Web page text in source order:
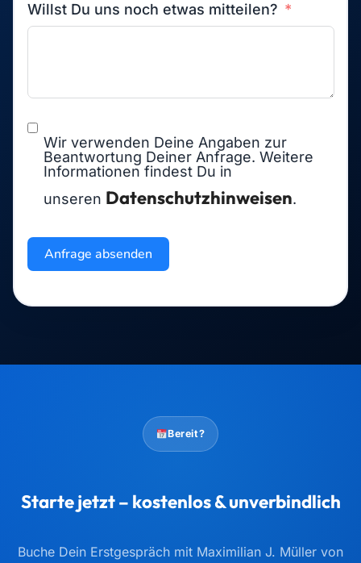
Willst Du uns noch etwas mitteilen?
Wir verwenden Deine Angaben zur
Beantwortung Deiner Anfrage. Weitere
Informationen findest Du in
unseren Datenschutzhinweisen.
Anfrage absenden
Bereit?
Starte jetzt – kostenlos & unverbindlich
Buche Dein Erstgespräch mit Maximilian J. Müller von